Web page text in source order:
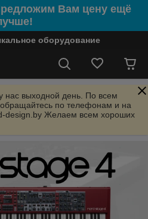
Вам цену ещё
оборудование
нас выходной день. По всем
по телефонам и на
design.by Желаем всем хороших